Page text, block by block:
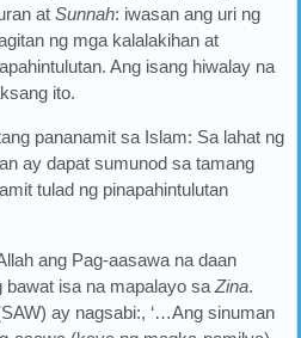
atSunnah: iwasan ang uri ng
ng mga kalalakihan at
Ang isang hiwalay na
ito.
pananamit sa Islam: Sa lahat ng
ay dapat sumunod sa tamang
tulad ng pinapahintulutan
ang Pag-aasawa na daan
bawat isa na mapalayo saZina.
ay nagsabi:, ‘…Ang sinuman